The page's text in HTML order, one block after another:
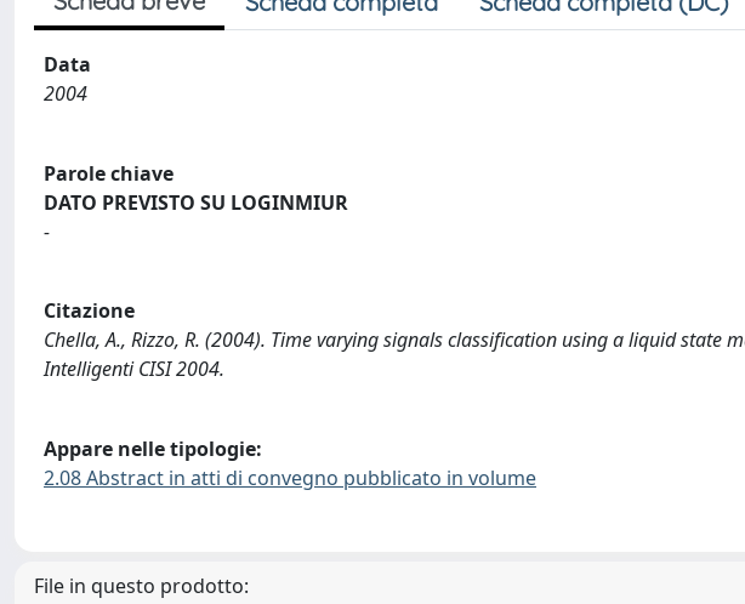
Data
2004
Parole chiave
DATO PREVISTO SU LOGINMIUR
-
Citazione
Chella, A., Rizzo, R. (2004). Time varying signals classification using a liquid state
Intelligenti CISI 2004.
Appare nelle tipologie:
2.08 Abstract in atti di convegno pubblicato in volume
File in questo prodotto: